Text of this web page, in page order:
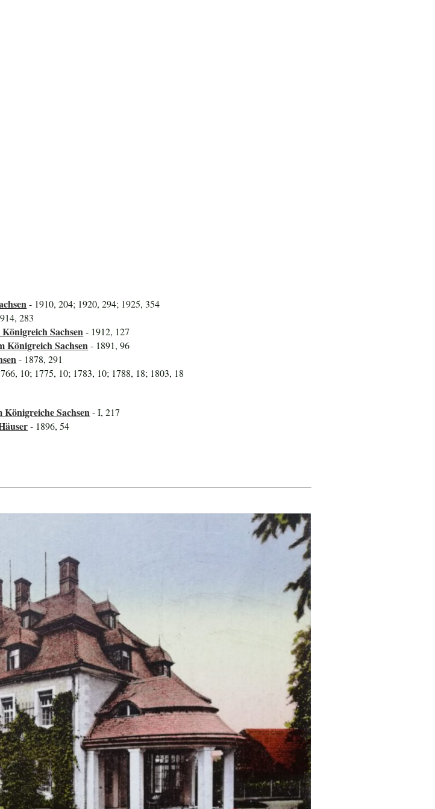
- 1910, 204; 1920, 294; 1925, 354
283
Sachsen- 1912, 127
Königreich Sachsen- 1891, 96
- 1878, 291
10; 1775, 10; 1783, 10; 1788, 18; 1803, 18
Sachsen- I, 217
- 1896, 54